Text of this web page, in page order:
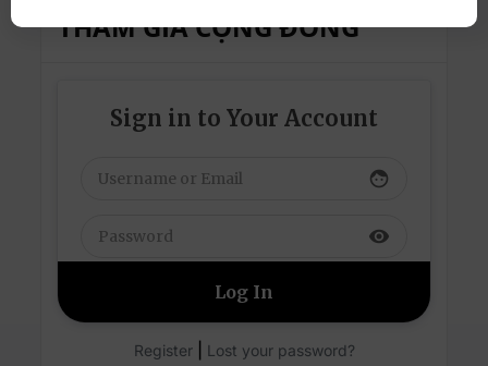
THAM GIA CỘNG ĐỒNG
Sign in to Your Account
face
visibility
Register| Lost your password?